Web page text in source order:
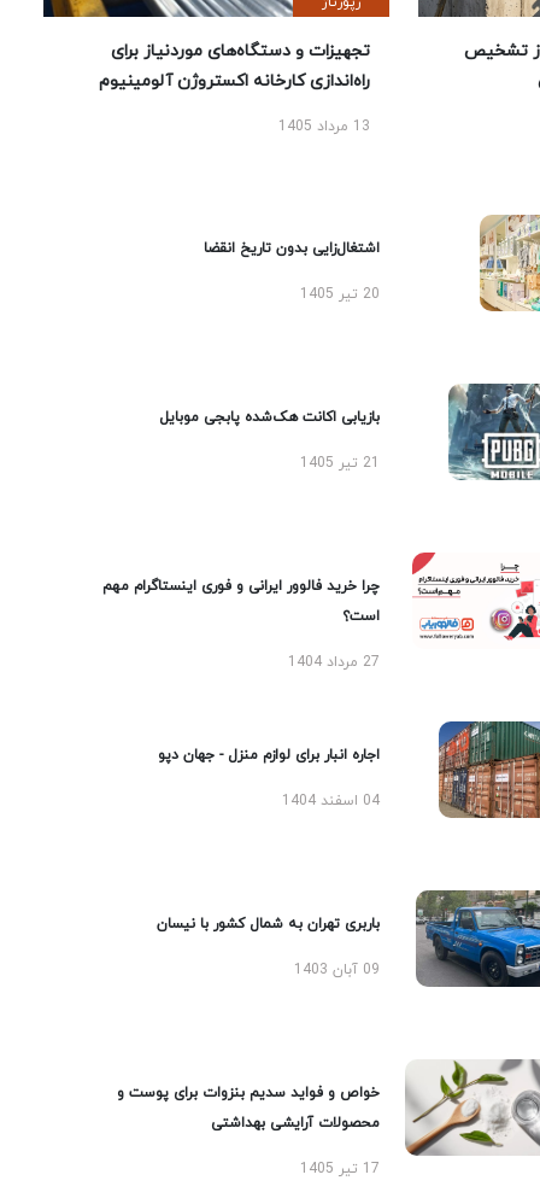
تشخیص
تجهیزات و دستگاه‌های موردنیاز برای
راه‌اندازی کارخانه اکستروژن آلومینیوم
13 مرداد 1405
اشتغال‌زایی بدون تاریخ انقضا
20 تیر 1405
بازیابی اکانت هک‌شده پابجی موبایل
چرا خرید فالوور ایرانی و فوری اینستاگرام مهم
است؟
27 مرداد 1404
اجاره انبار برای لوازم منزل - جهان دپو
04 اسفند 1404
باربری تهران به شمال کشور با نیسان
09 آبان 1403
خواص و فواید سدیم بنزوات برای پوست و
محصولات آرایشی بهداشتی
17 تیر 1405